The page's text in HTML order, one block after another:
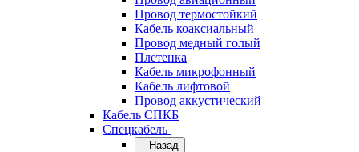
Провод термостойкий
Кабель коаксиальный
Провод медный голый
Плетенка
Кабель микрофонный
Кабель лифтовой
Провод аккустический
Кабель СПКБ
Спецкабель
Назад